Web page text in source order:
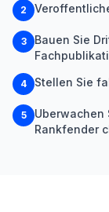
2
3
Bauen Sie
4 Stellen Sie
5
Uberwachen
Rankfender